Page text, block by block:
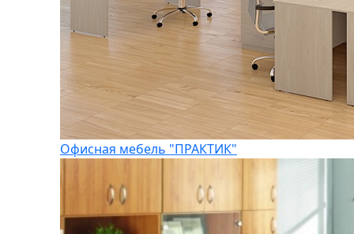
Офисная мебель "ПРАКТИК"